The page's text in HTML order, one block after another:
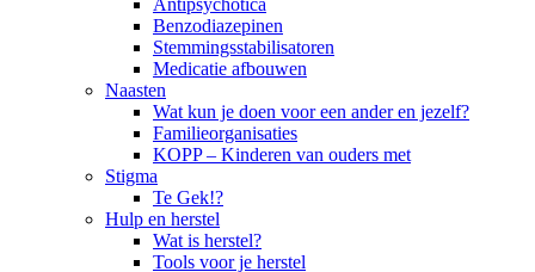
Antipsychotica
Benzodiazepinen
Stemmingsstabilisatoren
Medicatie afbouwen
Naasten
Wat kun je doen voor een ander en jezelf?
Familieorganisaties
KOPP – Kinderen van ouders met
Stigma
Te Gek!?
Hulp en herstel
Wat is herstel?
Tools voor je herstel